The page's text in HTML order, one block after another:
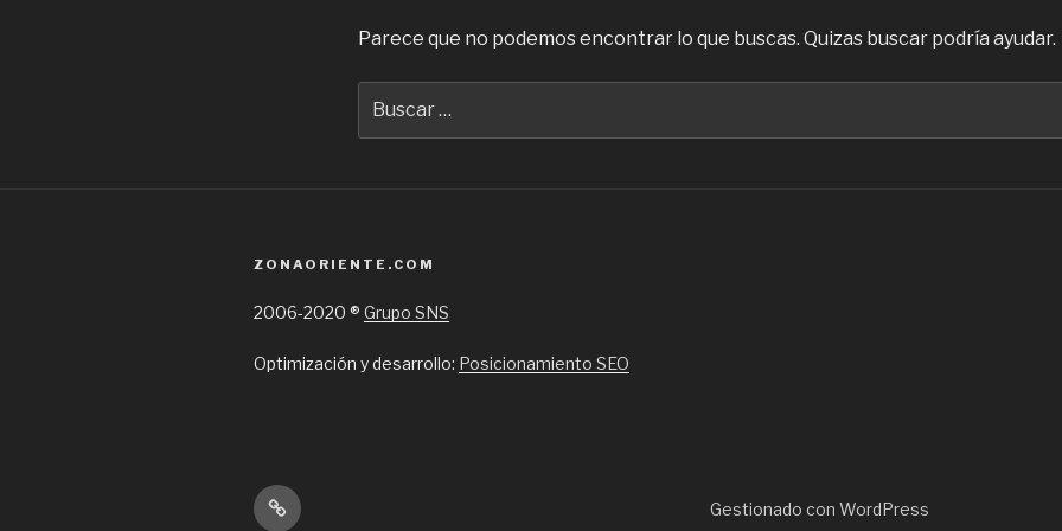
Parece que no podemos encontrar lo que buscas. Quizas buscar podría ayudar.
por:
ZONAORIENTE.COM
2006-2020 ® Grupo SNS
Optimización y desarrollo: Posicionamiento SEO
Inicio Gestionado con WordPress